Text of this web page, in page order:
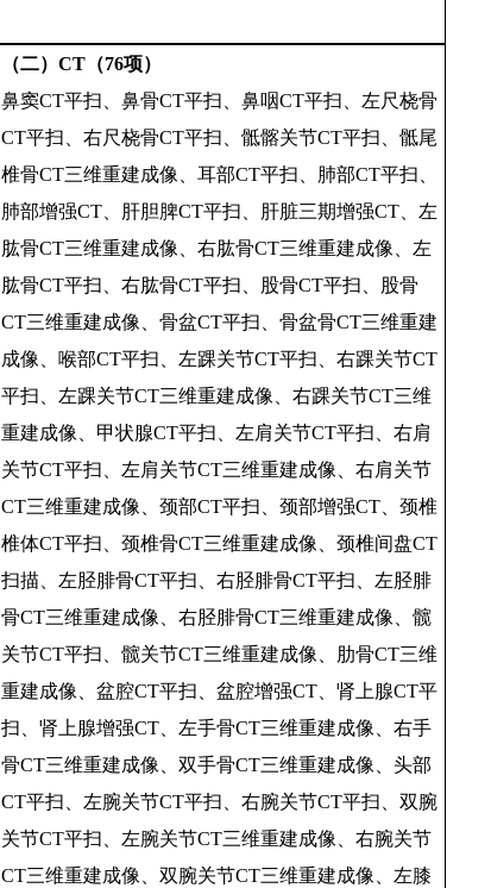
（二） CT（76项）
鼻窦CT平扫、鼻骨CT平扫、鼻咽CT平扫、左尺桡骨
CT平扫、右尺桡骨CT平扫、骶髂关节CT平扫、骶尾
椎骨CT三维重建成像、耳部CT平扫、肺部CT平扫、
肺部增强CT、肝胆脾CT平扫、肝脏三期增强CT、左
肱骨CT三维重建成像、右肱骨CT三维重建成像、左
肱骨CT平扫、右肱骨CT平扫、股骨CT平扫、股骨
CT三维重建成像、骨盆CT平扫、骨盆骨CT三维重建
成像、喉部CT平扫、左踝关节CT平扫、右踝关节CT
平扫、左踝关节CT三维重建成像、右踝关节CT三维
重建成像、甲状腺CT平扫、左肩关节CT平扫、右肩
关节CT平扫、左肩关节CT三维重建成像、右肩关节
CT三维重建成像、颈部CT平扫、颈部增强CT、颈椎
椎体CT平扫、颈椎骨CT三维重建成像、颈椎间盘CT
扫描、左胫腓骨CT平扫、右胫腓骨CT平扫、左胫腓
骨CT三维重建成像、右胫腓骨CT三维重建成像、髋
关节CT平扫、髋关节CT三维重建成像、肋骨CT三维
重建成像、盆腔CT平扫、盆腔增强CT、肾上腺CT平
扫、肾上腺增强CT、左手骨CT三维重建成像、右手
骨CT三维重建成像、双手骨CT三维重建成像、头部
CT平扫、左腕关节CT平扫、右腕关节CT平扫、双腕
关节CT平扫、左腕关节CT三维重建成像、右腕关节
CT三维重建成像、双腕关节CT三维重建成像、左膝